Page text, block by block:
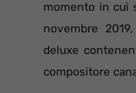
momento in cui
novembre
deluxe
compositore